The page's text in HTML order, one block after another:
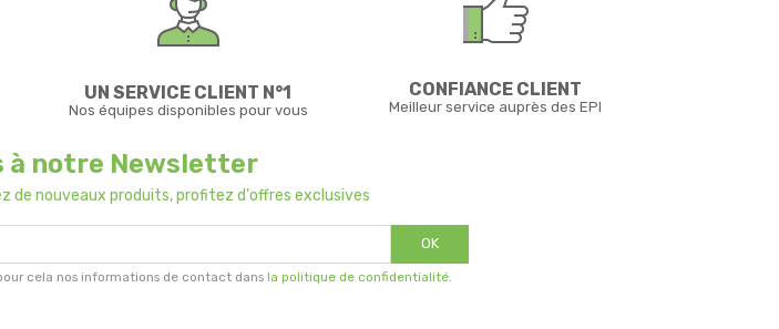
UN SERVICE CLIENT N°1
Nos équipes disponibles pour vous
CONFIANCE CLIENT
Meilleur service auprès des EPI
à notre Newsletter
de nouveaux produits, profitez d'offres exclusives
OK
cela nos informations de contact dans la politique de confidentialité.